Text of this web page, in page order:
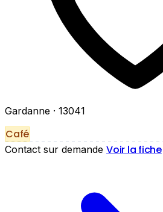
Gardanne · 13041
Café
Contact sur demande Voir la fiche